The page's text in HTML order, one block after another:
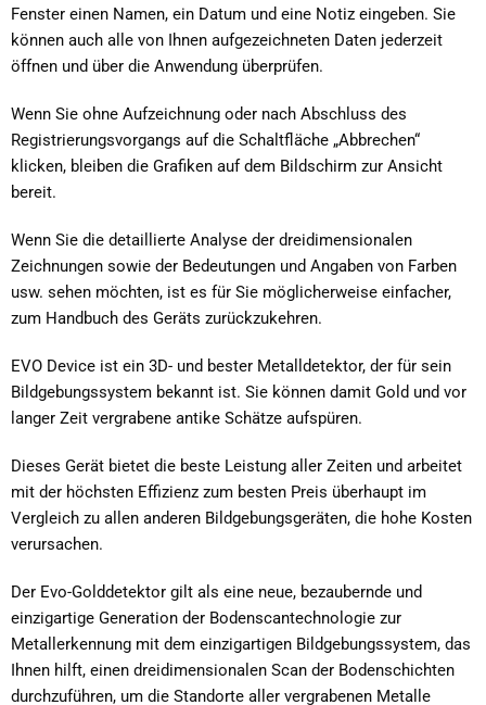
Fenster einen Namen, ein Datum und eine Notiz eingeben. Sie
können auch alle von Ihnen aufgezeichneten Daten jederzeit
öffnen und über die Anwendung überprüfen.
Wenn Sie ohne Aufzeichnung oder nach Abschluss des
Registrierungsvorgangs auf die Schaltfläche „Abbrechen“
klicken, bleiben die Grafiken auf dem Bildschirm zur Ansicht
bereit.
Wenn Sie die detaillierte Analyse der dreidimensionalen
Zeichnungen sowie der Bedeutungen und Angaben von Farben
usw. sehen möchten, ist es für Sie möglicherweise einfacher,
zum Handbuch des Geräts zurückzukehren.
EVO Device ist ein 3D- und bester Metalldetektor, der für sein
Bildgebungssystem bekannt ist. Sie können damit Gold und vor
langer Zeit vergrabene antike Schätze aufspüren.
Dieses Gerät bietet die beste Leistung aller Zeiten und arbeitet
mit der höchsten Effizienz zum besten Preis überhaupt im
Vergleich zu allen anderen Bildgebungsgeräten, die hohe Kosten
verursachen.
Der Evo-Golddetektor gilt als eine neue, bezaubernde und
einzigartige Generation der Bodenscantechnologie zur
Metallerkennung mit dem einzigartigen Bildgebungssystem, das
Ihnen hilft, einen dreidimensionalen Scan der Bodenschichten
durchzuführen, um die Standorte aller vergrabenen Metalle